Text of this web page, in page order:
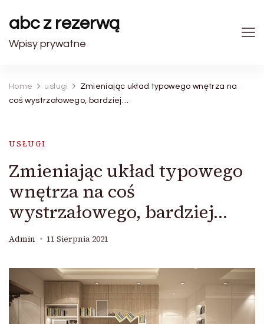
abc z rezerwą
Wpisy prywatne
Home usługi
Zmieniając układ typowego wnętrza na
coś wystrzałowego, bardziej…
USŁUGI
Zmieniając układ typowego
wnętrza na coś
wystrzałowego, bardziej…
Admin 11 Sierpnia 2021